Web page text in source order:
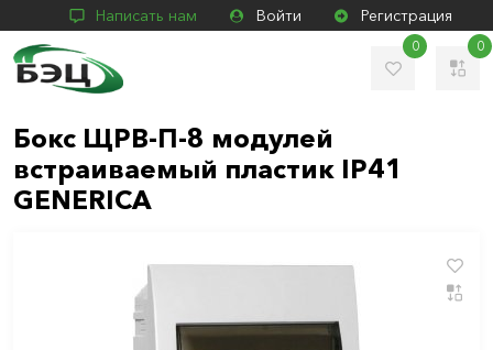
Написать нам Войти Регистрация
0 0
Бокс ЩРВ-П-8 модулей
встраиваемый пластик IP41
GENERICA